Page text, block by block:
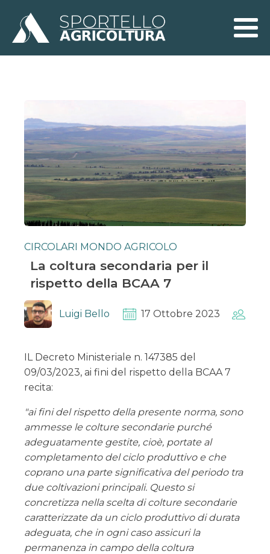
CIRCOLARI MONDO AGRICOLO
La coltura secondaria per il
rispetto della BCAA 7
Luigi Bello 17 Ottobre 2023
IL Decreto Ministeriale n. 147385 del
09/03/2023, ai fini del rispetto della BCAA 7
recita:
"ai fini del rispetto della presente norma, sono
ammesse le colture secondarie purché
adeguatamente gestite, cioè, portate al
completamento del ciclo produttivo e che
coprano una parte significativa del periodo tra
due coltivazioni principali. Questo si
concretizza nella scelta di colture secondarie
caratterizzate da un ciclo produttivo di durata
adeguata, che in ogni caso assicuri la
permanenza in campo della coltura